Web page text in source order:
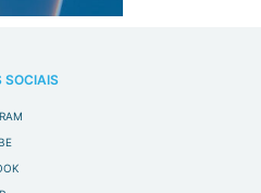
SOCIAIS